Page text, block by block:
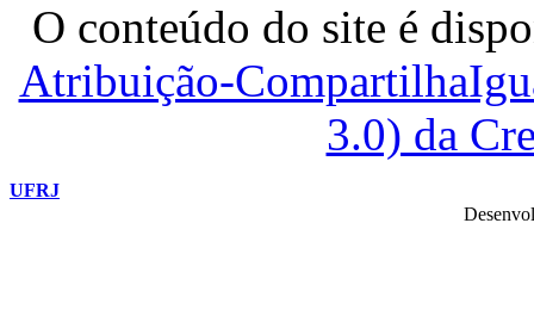
O conteúdo do site é
Atribuição-
3.0) da
UFRJ